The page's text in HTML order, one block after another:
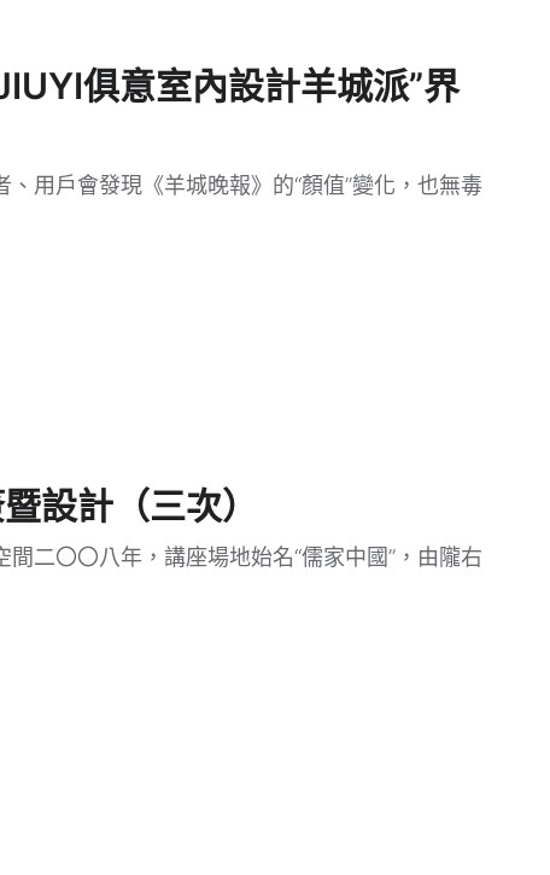
俱意室內設計羊城派”界
用戶會發現《羊城晚報》的“顏值”變化，也無毒
設計（三次）
二〇〇八年，講座場地始名“儒家中國”，由隴右